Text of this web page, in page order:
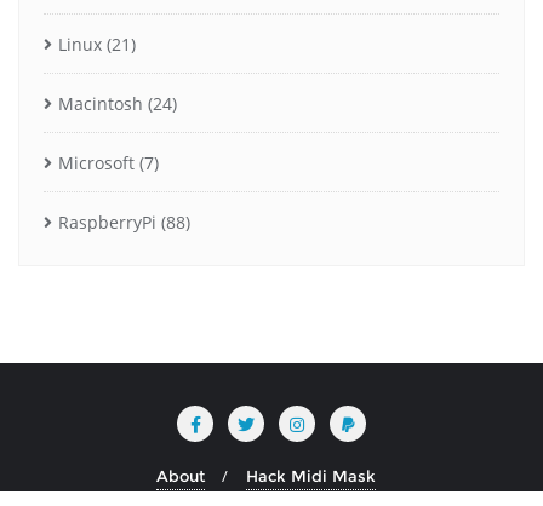
Linux (21)
Macintosh (24)
Microsoft (7)
RaspberryPi (88)
About Hack Midi Mask